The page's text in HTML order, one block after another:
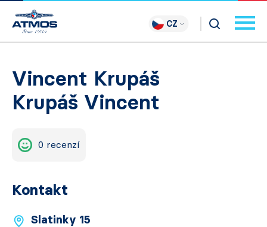
CZ
Vincent Krupáš
Krupáš Vincent
0 recenzí
Kontakt
Slatinky 15